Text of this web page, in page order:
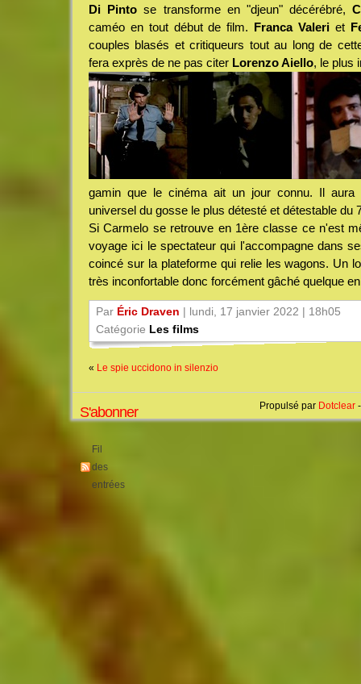
Di Pinto se transforme en "djeun" décérébré,
caméo en tout début de film. Franca Valeriet
couples blasés et critiqueurs tout au long de
fera exprès de ne pas citer Lorenzo Aiello, le plus
gamin que le cinéma ait un jour connu. Il
universel du gosse le plus détesté et détestable du
Si Carmelo se retrouve en 1ère classe ce n'est
voyage ici le spectateur qui l'accompagne dans
coincé sur la plateforme qui relie les wagons. Un
très inconfortable donc forcément gâché quelque
Par Éric Draven | lundi, 17 janvier 2022 | 18h05
Catégorie Les films
« Le spie uccidono in silenzio
S'abonner
Fil
des
entrées
Propulsé par Dotclear